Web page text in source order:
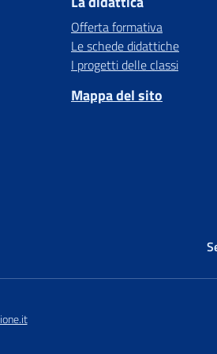
Offerta formativa
Le schede didattiche
I progetti delle classi
Mappa del sito